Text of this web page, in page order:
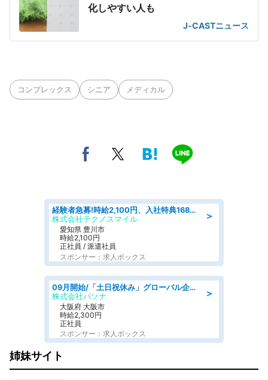
化しやすい人も
J-CASTニュース
コンプレックス シニア メディカル
＞
経験者急募!時給2,100円、入社特典168万円の自動車製造業務/トヨタ自動車/tutumi
株式会社テクノスマイル
愛知県 豊川市
時給2,100円
正社員 / 派遣社員
スポンサー：求人ボックス
＞
09月開始/「土日祝休み」グローバル企業での産業保健のお仕事/保健師/高時給/残業なし/服装自由
株式会社パソナ
大阪府 大阪市
時給2,300円
正社員
スポンサー：求人ボックス
姉妹サイト